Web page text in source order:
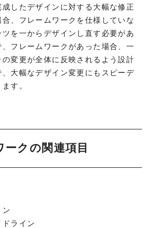
成したデザインに対する大幅な修正
、フレームワークを仕様していな
を一からデザインし直す必要があ
、フレームワークがあった場合、一
の変更が全体に反映されるよう設計
、大幅なデザイン変更にもスピーデ
す。
ークの関連項目
ン
ドライン